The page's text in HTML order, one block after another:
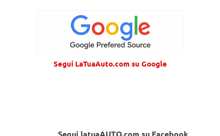
Segui LaTuaAuto.com su Google
Segui latuaAUTO.com su Facebook